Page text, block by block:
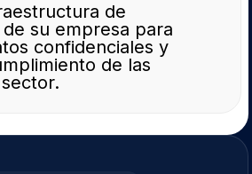
de
su empresa para
confidenciales y
de las